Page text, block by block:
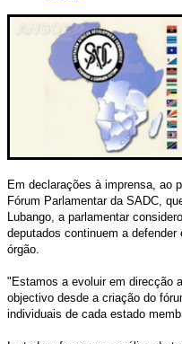
Em declarações à imprensa, ao
Fórum Parlamentar da SADC,
Lubango, a parlamentar
deputados continuem a
órgão.
"Estamos a evoluir em direcção
objectivo desde a criação do
individuais de cada estado